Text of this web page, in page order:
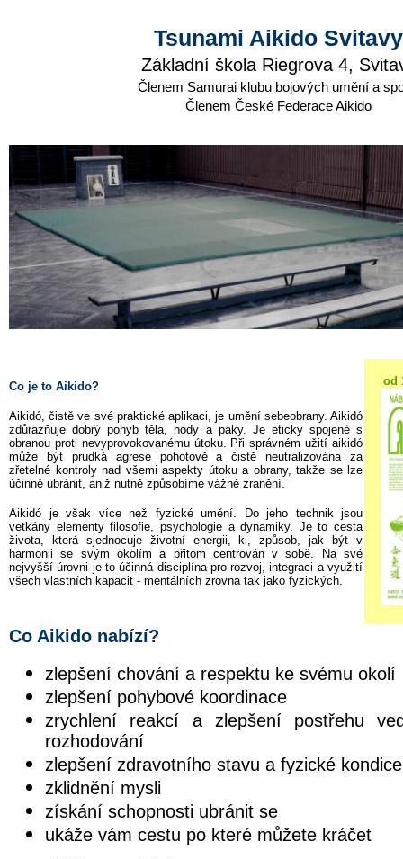
Tsunami Aikido Svitavy
Základní škola Riegrova 4,
Členem Samurai klubu bojových umění a
Členem České Federace Aikido
Co je to Aikido?
Aikidó, čistě ve své praktické aplikaci, je umění sebeobrany. Aikidó
zdůrazňuje dobrý pohyb těla, hody a páky. Je eticky spojené s
obranou proti nevyprovokovanému útoku. Při správném užití aikidó
může být prudká agrese pohotově a čistě neutralizována za
zřetelné kontroly nad všemi aspekty útoku a obrany, takže se lze
účinně ubránit, aniž nutně způsobíme vážné zranění.
Aikidó je však více než fyzické umění. Do jeho technik jsou
vetkány elementy filosofie, psychologie a dynamiky. Je to cesta
života, která sjednocuje životní energii, ki, způsob, jak být v
harmonii se svým okolím a přitom centrován v sobě. Na své
nejvyšší úrovni je to účinná disciplína pro rozvoj, integraci a využití
všech vlastních kapacit - mentálních zrovna tak jako fyzických.
od
Co Aikido nabízí?
zlepšení chování a respektu ke svému okolí
zlepšení pohybové koordinace
zrychlení reakcí a zlepšení postřehu
rozhodování
zlepšení zdravotního stavu a fyzické kondice
zklidnění mysli
získání schopnosti ubránit se
ukáže vám cestu po které můžete kráčet